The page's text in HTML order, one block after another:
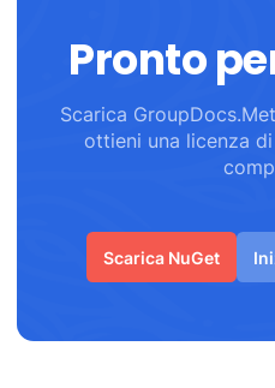
Pronto
Scarica
ottieni una licenza
Scarica NuGet